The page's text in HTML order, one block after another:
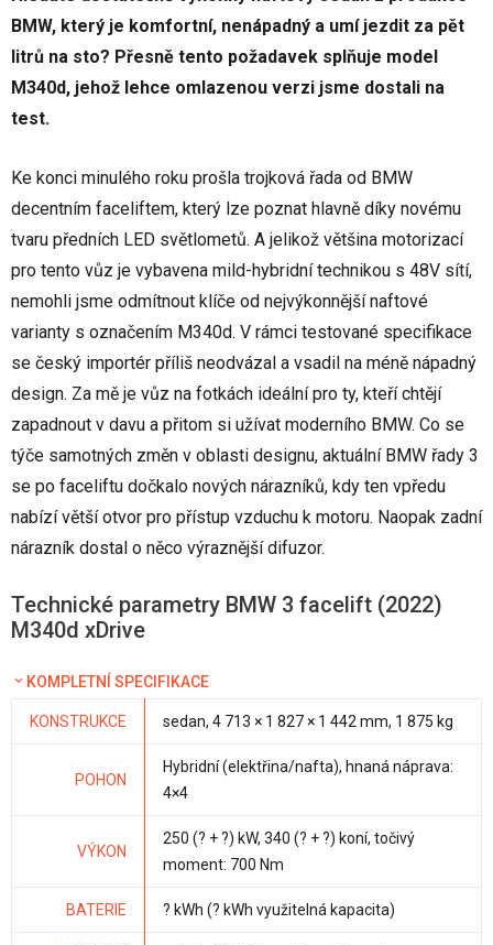
BMW, který je komfortní, nenápadný a umí jezdit za pět
litrů na sto? Přesně tento požadavek splňuje model
M340d, jehož lehce omlazenou verzi jsme dostali na
test.
Ke konci minulého roku prošla trojková řada od BMW
decentním faceliftem, který lze poznat hlavně díky novému
tvaru předních LED světlometů. A jelikož většina motorizací
pro tento vůz je vybavena mild-hybridní technikou s 48V sítí,
nemohli jsme odmítnout klíče od nejvýkonnější naftové
varianty s označením M340d. V rámci testované specifikace
se český importér příliš neodvázal a vsadil na méně nápadný
design. Za mě je vůz na fotkách ideální pro ty, kteří chtějí
zapadnout v davu a přitom si užívat moderního BMW. Co se
týče samotných změn v oblasti designu, aktuální BMW řady 3
se po faceliftu dočkalo nových nárazníků, kdy ten vpředu
nabízí větší otvor pro přístup vzduchu k motoru. Naopak zadní
nárazník dostal o něco výraznější difuzor.
Technické parametry BMW 3 facelift (2022)
M340d xDrive
KOMPLETNÍ SPECIFIKACE
KONSTRUKCE sedan, 4 713 × 1 827 × 1 442 mm, 1 875 kg
POHON
Hybridní (elektřina/nafta), hnaná náprava:
4×4
VÝKON
250 (? + ?) kW, 340 (? + ?) koní, točivý
moment: 700 Nm
BATERIE ? kWh (? kWh využitelná kapacita)